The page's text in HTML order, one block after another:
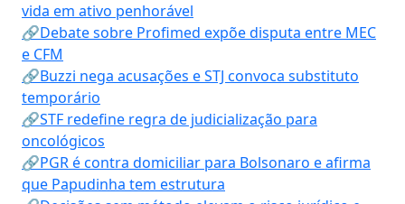
vida em ativo penhorável
🔗Debate sobre Profimed expõe disputa entre MEC
e CFM
🔗Buzzi nega acusações e STJ convoca substituto
temporário
🔗STF redefine regra de judicialização para
oncológicos
🔗PGR é contra domiciliar para Bolsonaro e afirma
que Papudinha tem estrutura